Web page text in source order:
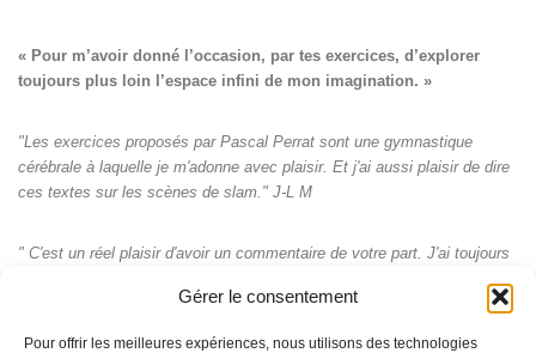
Gérer le consentement
Pour offrir les meilleures expériences, nous utilisons des technologies
« Pour m’avoir donné l’occasion, par tes exercices, d’explorer
toujours plus loin l’espace infini de mon imagination. »
"Les exercices proposés par Pascal Perrat sont une gymnastique
cérébrale à laquelle je m'adonne avec plaisir. Et j'ai aussi plaisir de dire
ces textes sur les scènes de slam." J-L M
" C'est un réel plaisir d'avoir un commentaire de votre part. J'ai toujours
vos propositions pour bousculer les idées sont sensationnelles"